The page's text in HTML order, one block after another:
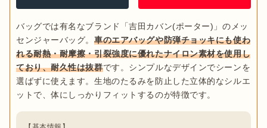
バッグでは有名なブランド「吉田カバン(ポーター)」のメッ
センジャーバッグ。車のエアバッグや防弾チョッキにも使わ
れる耐熱・耐摩擦・引裂強度に優れたナイロン素材を使用し
ており、耐久性は抜群です。シンプルなデザインでシーンを
選ばずに使えます。生地のたるみを防止した立体的なシルエ